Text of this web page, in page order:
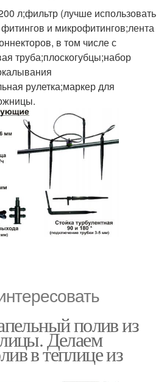
л;фильтр (лучше использовать
и микрофитингов;лента
в том числе с
труба;плоскогубцы;набор
рулетка;маркер для
полив из
Делаем
в теплице из